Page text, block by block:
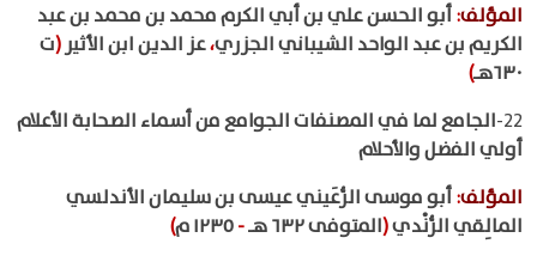
المؤلف:أبو الحسن علي بن أبي الكرم محمد بن محمد بن عبد
الكريم بن عبد الواحد الشيباني الجزري،عز الدين ابن الأثير(ت
٦٣٠هـ
)
22- الجامع لما في المصنفات الجوامع من أسماء الصحابة الأعلام
أولي الفضل والأحلام
المؤلف:أبو موسى الرُّعَيني عيسى بن سليمان الأندلسي
المالِقي الرُّنْدي(المتوفى ٦٣٢ هـ -
)